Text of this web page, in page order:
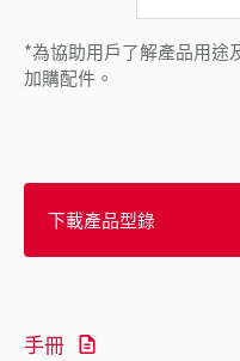
*為協助用戶了解產品用途
加購配件。
下載產品型錄
手冊